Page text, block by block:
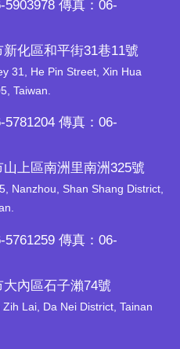
傳真：06-
化區和平街31巷11號
31, He Pin Street, Xin Hua
Taiwan.
傳真：06-
上區南洲里南洲325號
Nanzhou, Shan Shang District,
傳真：06-
內區石子瀨74號
Lai, Da Nei District, Tainan